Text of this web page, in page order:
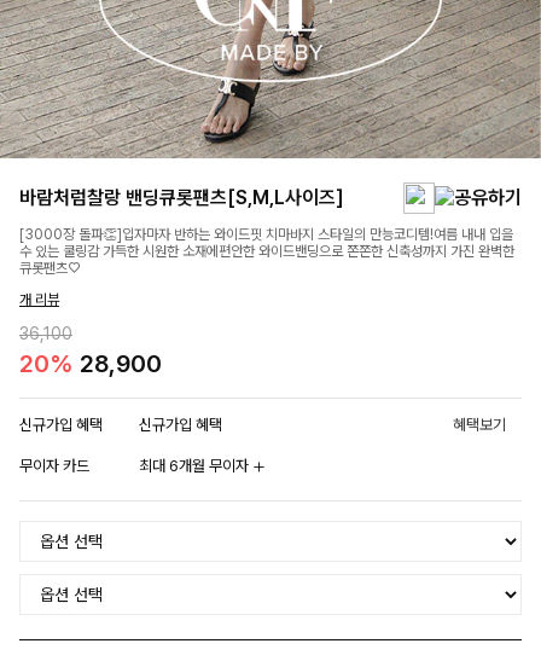
바람처럼찰랑 밴딩큐롯팬츠[S,M,L사이즈]
[3000장 돌파👏]입자마자 반하는 와이드핏 치마바지 스타일의 만능코디템!여름 내내 입을
수 있는 쿨링감 가득한 시원한 소재에편안한 와이드밴딩으로 쫀쫀한 신축성까지 가진 완벽한
큐롯팬츠♡
개 리뷰
36,100
20% 28,900
신규가입 혜택 신규가입 혜택 혜택보기
무이자 카드 최대 6개월 무이자